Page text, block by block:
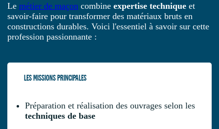
Le métier de maçon combine expertise technique et
savoir-faire pour transformer des matériaux bruts en
constructions durables. Voici l'essentiel à savoir sur cette
profession passionnante :
LES MISSIONS PRINCIPALES
Préparation et réalisation des ouvrages selon les
techniques de base